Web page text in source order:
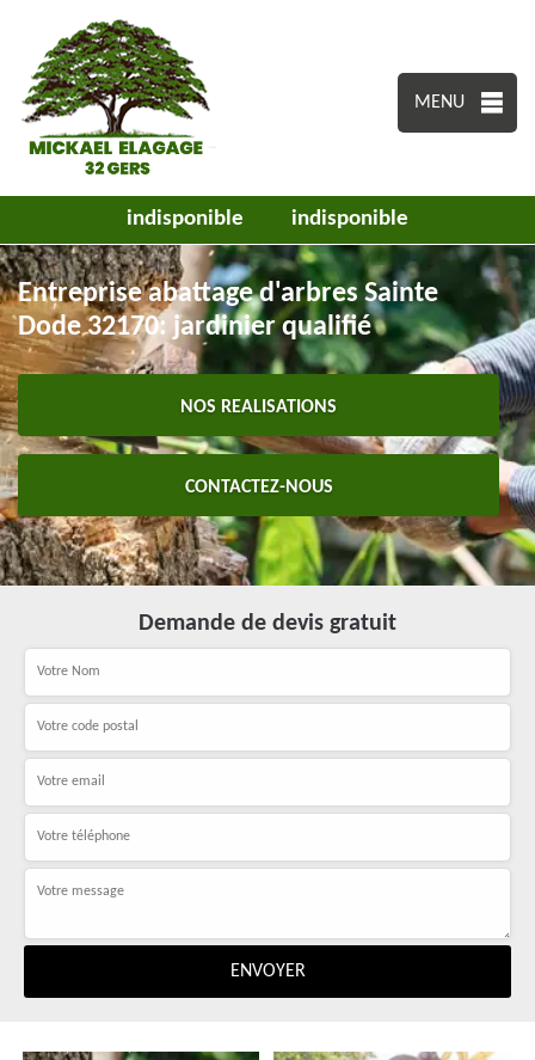
MENU
indisponible indisponible
Entreprise abattage d'arbres Sainte
Dode 32170: jardinier qualifié
NOS REALISATIONS
CONTACTEZ-NOUS
Demande de devis gratuit